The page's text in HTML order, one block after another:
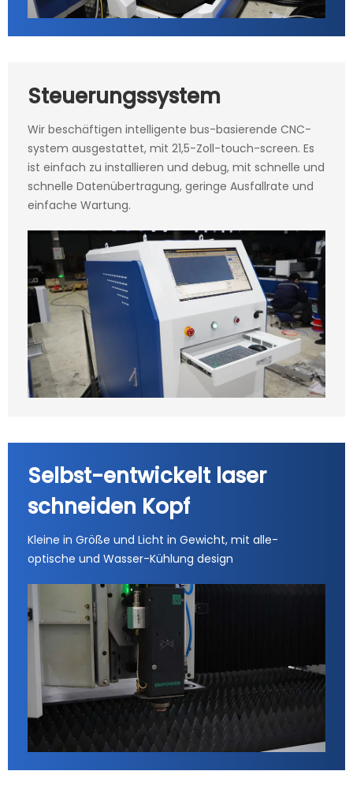
Steuerungssystem
Wir beschäftigen intelligente bus-basierende CNC-
system ausgestattet, mit 21,5-Zoll-touch-screen. Es
ist einfach zu installieren und debug, mit schnelle und
schnelle Datenübertragung, geringe Ausfallrate und
einfache Wartung.
Selbst-entwickelt laser
schneiden Kopf
Kleine in Größe und Licht in Gewicht, mit alle-
optische und Wasser-Kühlung design